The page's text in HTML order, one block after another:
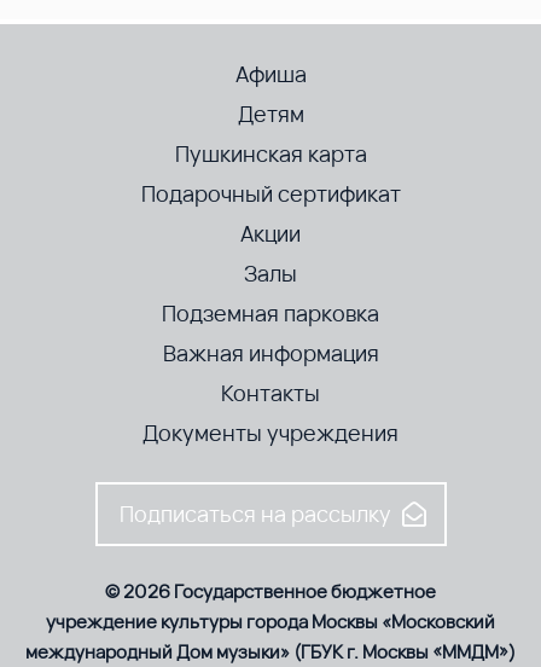
Афиша
Детям
Пушкинская карта
Подарочный сертификат
Акции
Залы
Подземная парковка
Важная информация
Контакты
Документы учреждения
Подписаться на рассылку
© 2026 Государственное бюджетное
учреждение культуры города Москвы «Московский
международный Дом музыки» (ГБУК г. Москвы «ММДМ»)